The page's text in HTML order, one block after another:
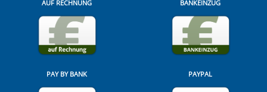
AUF RECHNUNG BANKEINZUG
PAY BY BANK PAYPAL